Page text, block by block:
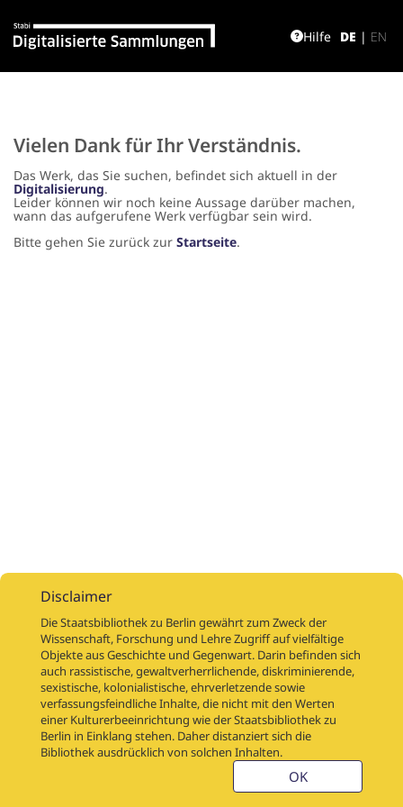
DE | EN
Hilfe
Vielen Dank für Ihr Verständnis.
Das Werk, das Sie suchen, befindet sich aktuell in der
Digitalisierung.
Leider können wir noch keine Aussage darüber machen,
wann das aufgerufene Werk verfügbar sein wird.
Bitte gehen Sie zurück zur Startseite.
DigitalisierungsaufträgeÜberDigitalisierungsprojekteLinks
DigiworkflowWeitere digitalisierte Bestände
Kontakt
Nutzungsbedingungen
Startseite der SBB
Stabikat
Weitere Kataloge der SBB
Disclaimer
Die Staatsbibliothek zu Berlin gewährt zum Zweck der
Wissenschaft, Forschung und Lehre Zugriff auf vielfältige
Objekte aus Geschichte und Gegenwart. Darin befinden sich
auch rassistische, gewaltverherrlichende, diskriminierende,
sexistische, kolonialistische, ehrverletzende sowie
verfassungsfeindliche Inhalte, die nicht mit den Werten
einer Kulturerbeeinrichtung wie der Staatsbibliothek zu
Berlin in Einklang stehen. Daher distanziert sich die
Bibliothek ausdrücklich von solchen Inhalten.
OK